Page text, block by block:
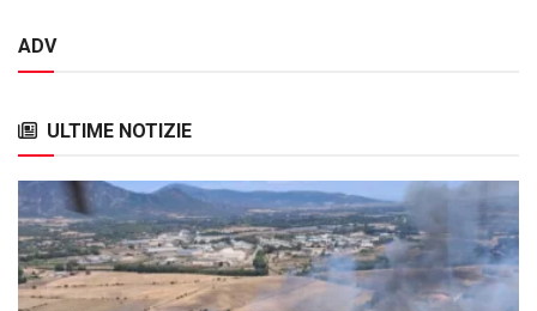
ADV
ULTIME NOTIZIE